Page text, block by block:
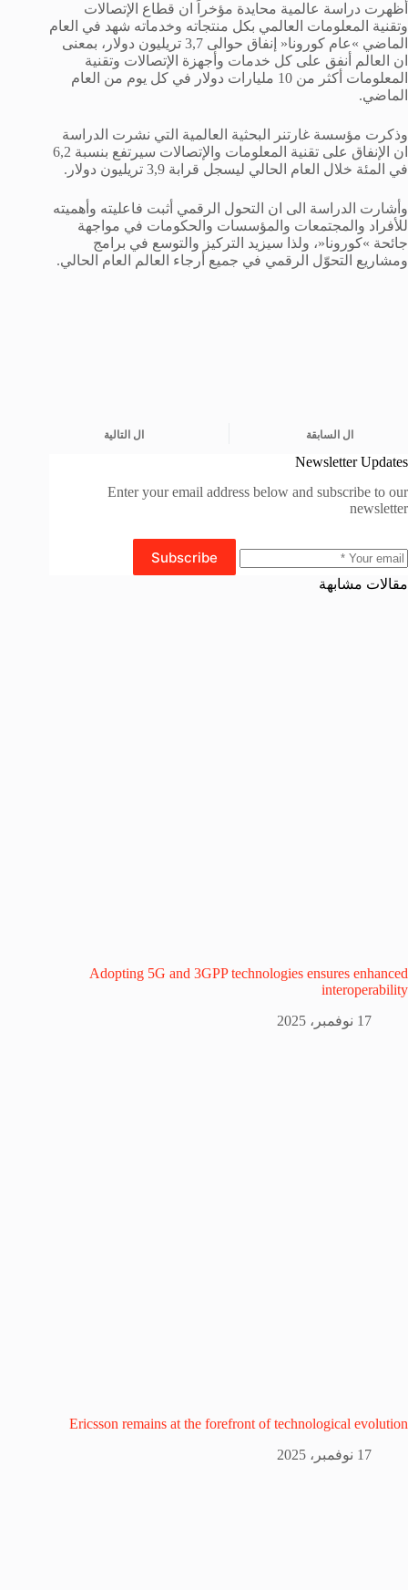
أظهرت دراسة عالمية محايدة مؤخراً ان قطاع الإتصالات
وتقنية المعلومات العالمي بكل منتجاته وخدماته شهد في العام
الماضي »عام كورونا« إنفاق حوالى 3,7 تريليون دولار، بمعنى
ان العالم أنفق على كل خدمات وأجهزة الإتصالات وتقنية
المعلومات أكثر من 10 مليارات دولار في كل يوم من العام
الماضي.
وذكرت مؤسسة غارتنر البحثية العالمية التي نشرت الدراسة
ان الإنفاق على تقنية المعلومات والإتصالات سيرتفع بنسبة 6,2
في المئة خلال العام الحالي ليسجل قرابة 3,9 تريليون دولار.
وأشارت الدراسة الى ان التحول الرقمي أثبت فاعليته وأهميته
للأفراد والمجتمعات والمؤسسات والحكومات في مواجهة
جائحة »كورونا«، ولذا سيزيد التركيز والتوسع في برامج
ومشاريع التحوّل الرقمي في جميع أرجاء العالم العام الحالي.
ال السابقة ال التالية
Newsletter Updates
Enter your email address below and subscribe to our
newsletter
Subscribe
مقالات مشابهة
Adopting 5G and 3GPP technologies ensures enhanced
interoperability
17 نوفمبر، 2025
Ericsson remains at the forefront of technological evolution
17 نوفمبر، 2025